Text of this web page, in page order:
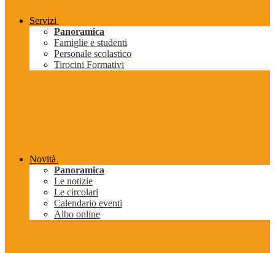
Servizi
Panoramica
Famiglie e studenti
Personale scolastico
Tirocini Formativi
Novità
Panoramica
Le notizie
Le circolari
Calendario eventi
Albo online